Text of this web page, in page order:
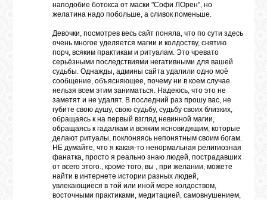
наподобие ботокса от маски "Софи ЛОрен", но
желатина надо побольше, а сливок поменьше.
Девочки, посмотрев весь сайт поняла, что по сути здесь
очень многое уделяется магии и колдоству, снятию
порч, всяким практикам и ритуалам. Это чревато
серьёзными последствиями негативными для вашей
судьбы. Однажды, админы сайта удалили одно моё
сообщение, объясняющее, почему ни в коем случае
нельзя всем этим заниматься. Надеюсь, что это не
заметят и не удалят. В последний раз прошу вас, не
губите свою душу, свою судьбу, судьбу своих близких,
обращаясь к на первый взгляд невинной магии,
обращаясь к гадалкам и всяким ясновидящим, которые
делают ритуалы, поклоняясь непонятным своим богам.
НЕ думайте, что я какая-то ненормальная религиозная
фанатка, просто я реально знаю людей, пострадавших
от всего этого., кроме того, вы , при желании, можете
найти в интернете истории разных людей,
увлекающиеся в той или иной мере колдоством,
восточными практиками, медитацией, самовнушением,